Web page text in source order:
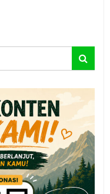
Search